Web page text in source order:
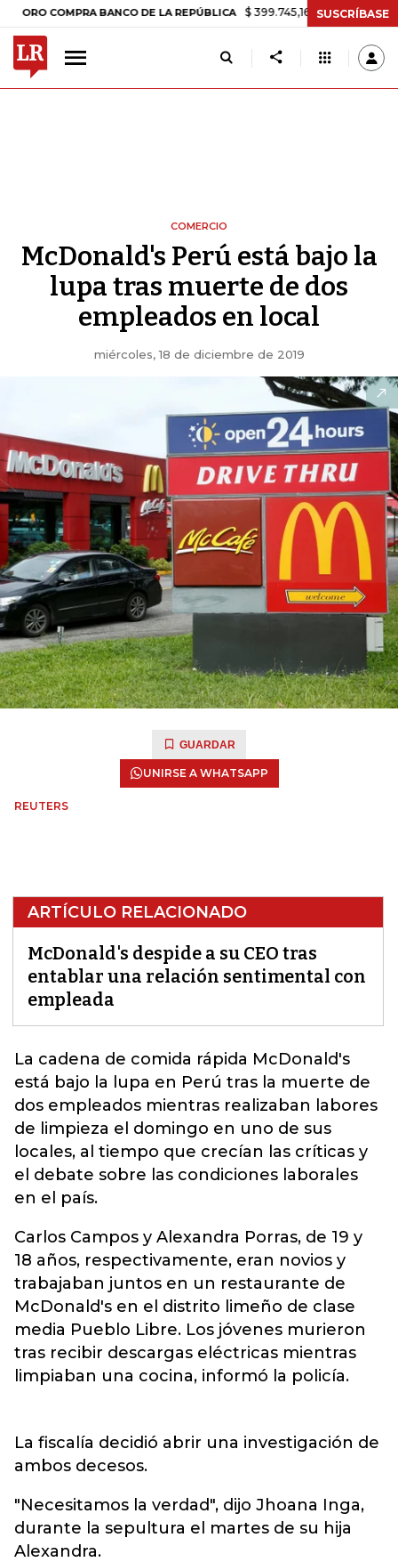
BANCO DE LA REPÚBLICA $ 399.745,16 +$ 2.295,71 +0,58%
SUSCRÍBASE
COMERCIO
McDonald's Perú está bajo la
lupa tras muerte de dos
empleados en local
miércoles, 18 de diciembre de 2019
GUARDAR
UNIRSE A WHATSAPP
REUTERS
ARTÍCULO RELACIONADO
McDonald's despide a su CEO tras
entablar una relación sentimental con
empleada
La cadena de comida rápida McDonald's
está bajo la lupa en Perú tras la muerte de
dos empleados mientras realizaban labores
de limpieza el domingo en uno de sus
locales, al tiempo que crecían las críticas y
el debate sobre las condiciones laborales
en el país.
Carlos Campos y Alexandra Porras, de 19 y
18 años, respectivamente, eran novios y
trabajaban juntos en un restaurante de
McDonald's en el distrito limeño de clase
media Pueblo Libre. Los jóvenes murieron
tras recibir descargas eléctricas mientras
limpiaban una cocina, informó la policía.
La fiscalía decidió abrir una investigación de
ambos decesos.
"Necesitamos la verdad", dijo Jhoana Inga,
durante la sepultura el martes de su hija
Alexandra.